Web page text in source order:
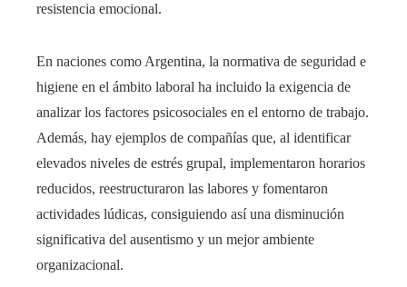
resistencia emocional.
En naciones como Argentina, la normativa de seguridad e
higiene en el ámbito laboral ha incluido la exigencia de
analizar los factores psicosociales en el entorno de trabajo.
Además, hay ejemplos de compañías que, al identificar
elevados niveles de estrés grupal, implementaron horarios
reducidos, reestructuraron las labores y fomentaron
actividades lúdicas, consiguiendo así una disminución
significativa del ausentismo y un mejor ambiente
organizacional.